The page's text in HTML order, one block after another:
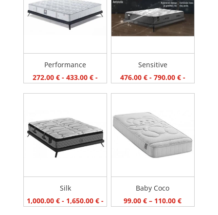
Performance
272.00€ -433.00€ -
Sensitive
476.00 €- 790.00 € -
Silk
1,000.00€ - 1,650.00€ -
Βaby Coco
99.00€ – 110.00€Price